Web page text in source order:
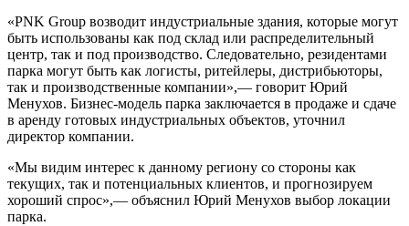
«PNK Group возводит индустриальные здания, которые могут
быть использованы как под склад или распределительный
центр, так и под производство. Следовательно, резидентами
парка могут быть как логисты, ритейлеры, дистрибьюторы,
так и производственные компании»,— говорит Юрий
Менухов. Бизнес-модель парка заключается в продаже и сдаче
в аренду готовых индустриальных объектов, уточнил
директор компании.
«Мы видим интерес к данному региону со стороны как
текущих, так и потенциальных клиентов, и прогнозируем
хороший спрос»,— объяснил Юрий Менухов выбор локации
парка.